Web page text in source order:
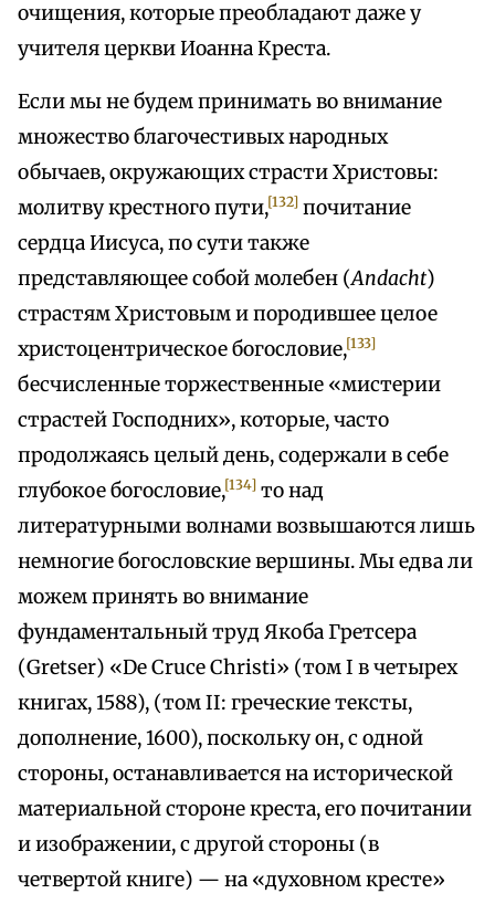
очищения, которые преобладают даже у
учителя церкви Иоанна Креста.
Если мы не будем принимать во внимание
множество благочестивых народных
обычаев, окружающих страсти Христовы:
молитву крестного пути,[132] почитание
сердца Иисуса, по сути также
представляющее собой молебен (Andacht)
страстям Христовым и породившее целое
христоцентрическое богословие,[133]
бесчисленные торжественные «мистерии
страстей Господних», которые, часто
продолжаясь целый день, содержали в себе
глубокое богословие,[134] то над
литературными волнами возвышаются лишь
немногие богословские вершины. Мы едва ли
можем принять во внимание
фундаментальный труд Якоба Гретсера
(Gretser) «De Cruce Christi» (том I в четырех
книгах, 1588), (том II: греческие тексты,
дополнение, 1600), поскольку он, с одной
стороны, останавливается на исторической
материальной стороне креста, его почитании
и изображении, с другой стороны (в
четвертой книге) — на «духовном кресте»